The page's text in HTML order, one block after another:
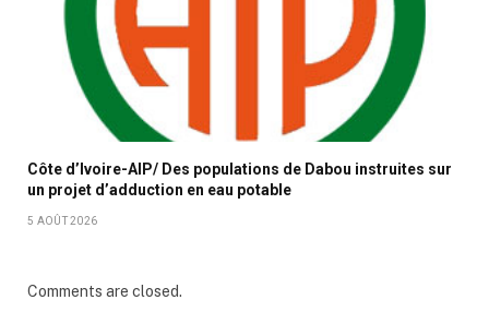
Côte d’Ivoire-AIP/ Des populations de Dabou instruites sur
un projet d’adduction en eau potable
5 AOÛT 2026
Comments are closed.